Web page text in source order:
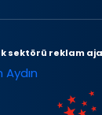
sektörü reklam
Aydın